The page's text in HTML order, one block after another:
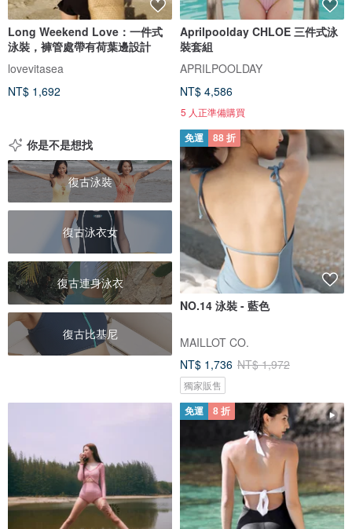
Long Weekend Love：一件式
泳裝，褲管處帶有荷葉邊設計
lovevitasea
NT$ 1,692
Aprilpoolday CHLOE 三件式泳
裝套組
APRILPOOLDAY
NT$ 4,586
5 人正準備購買
你是不是想找
復古泳裝
復古泳衣女
復古連身泳衣
復古比基尼
免運 88 折
NO.14 泳裝 - 藍色
MAILLOT CO.
NT$ 1,736 NT$ 1,972
獨家販售
免運 8 折